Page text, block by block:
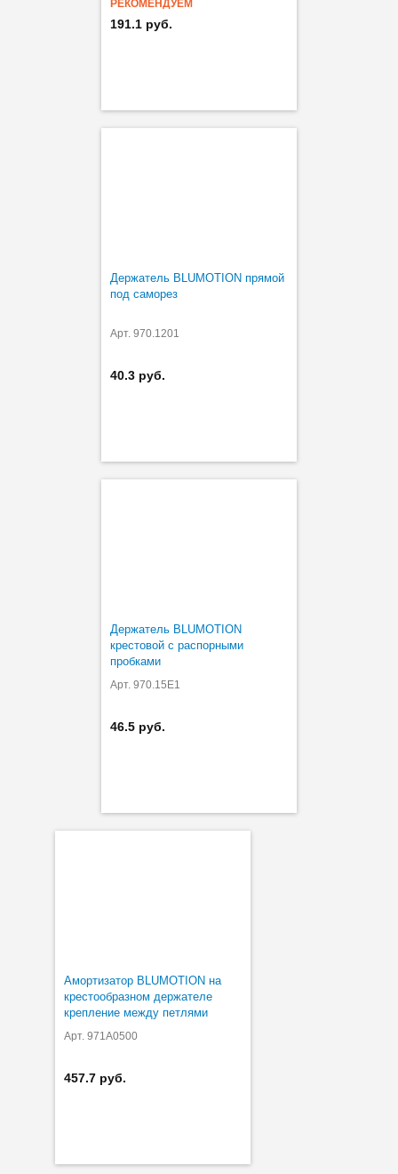
РЕКОМЕНДУЕМ
191.1 руб.
Держатель BLUMOTION прямой
под саморез
Арт. 970.1201
40.3 руб.
Держатель BLUMOTION
крестовой с распорными
пробками
Арт. 970.15E1
46.5 руб.
Амортизатор BLUMOTION на
крестообразном держателе
крепление между петлями
Арт. 971A0500
457.7 руб.